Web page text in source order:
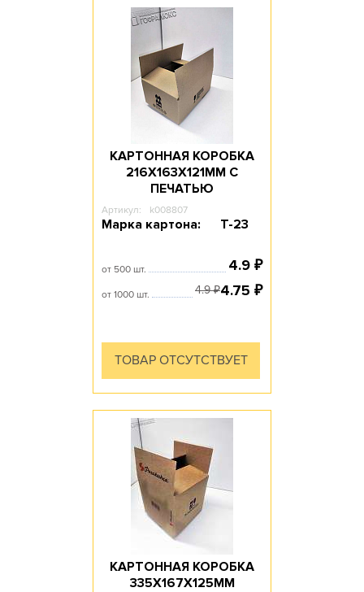
КАРТОННАЯ КОРОБКА
216Х163Х121ММ С
ПЕЧАТЬЮ
Артикул: k008807
Марка картона: Т-23
от 500 шт. 4.9 ₽
от 1000 шт. 4.9₽4.75 ₽
ТОВАР ОТСУТСТВУЕТ
КАРТОННАЯ КОРОБКА
335Х167Х125ММ